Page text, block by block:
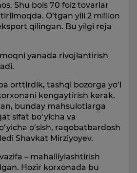
Shu bois 70 foiz tovarlar
O‘tgan yili 2 million
qilingan. Bu yilgi reja
yanada rivojlantirish
orttirdik, tashqi bozorga yo‘l
kengaytirish kerak.
bunday mahsulotlarga
sifat bo‘yicha va
o‘sish, raqobatbardosh
Shavkat Mirziyoyev.
– mahalliylashtirish
Hozir korxonada bu